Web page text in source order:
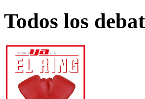
Todos los